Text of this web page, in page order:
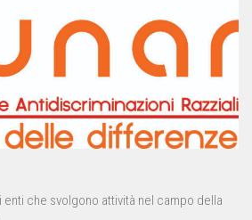
che svolgono attività nel campo della